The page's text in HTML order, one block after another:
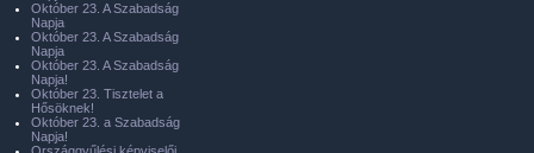
Október 23. A Szabadság
Napja
Október 23. A Szabadság
Napja
Október 23. A Szabadság
Napja!
Október 23. Tisztelet a
Hősöknek!
Október 23. a Szabadság
Napja!